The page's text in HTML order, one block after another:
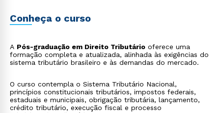
Conheça o curso
A Pós-graduação em Direito Tributário oferece uma
formação completa e atualizada, alinhada às exigências do
sistema tributário brasileiro e às demandas do mercado.
O curso contempla o Sistema Tributário Nacional,
princípios constitucionais tributários, impostos federais,
estaduais e municipais, obrigação tributária, lançamento,
crédito tributário, execução fiscal e processo